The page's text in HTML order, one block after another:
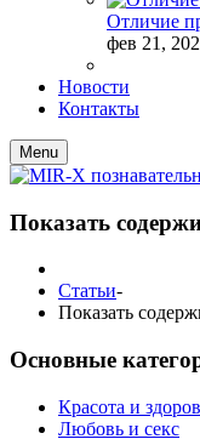
Отличие
фев 21,
Новости
Контакты
Menu
Показать
Статьи-
Показать
Основные
Красота и
Любовь и секс